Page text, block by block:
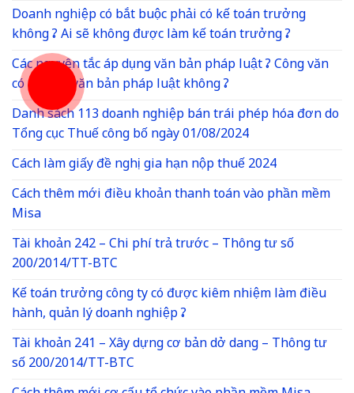
Doanh nghiệp có bắt buộc phải có kế toán trưởng
không ? Ai sẽ không được làm kế toán trưởng ?
Các nguyên tắc áp dụng văn bản pháp luật ? Công văn
có phải là văn bản pháp luật không ?
Danh sách 113 doanh nghiệp bán trái phép hóa đơn do
Tổng cục Thuế công bố ngày 01/08/2024
Cách làm giấy đề nghị gia hạn nộp thuế 2024
Cách thêm mới điều khoản thanh toán vào phần mềm
Misa
Tài khoản 242 – Chi phí trả trước – Thông tư số
200/2014/TT-BTC
Kế toán trưởng công ty có được kiêm nhiệm làm điều
hành, quản lý doanh nghiệp ?
Tài khoản 241 – Xây dựng cơ bản dở dang – Thông tư
số 200/2014/TT-BTC